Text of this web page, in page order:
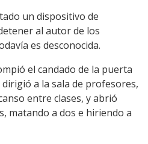
un dispositivo de
al autor de los
es desconocida.
el candado de la puerta
a la sala de profesores,
entre clases, y abrió
matando a dos e hiriendo a